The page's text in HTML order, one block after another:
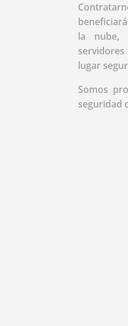
la nube,
lugar
Somos
seguridad